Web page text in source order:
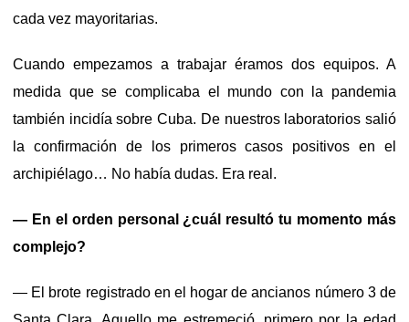
cada vez mayoritarias.
Cuando empezamos a trabajar éramos dos equipos. A
medida que se complicaba el mundo con la pandemia
también incidía sobre Cuba. De nuestros laboratorios salió
la confirmación de los primeros casos positivos en el
archipiélago… No había dudas. Era real.
— En el orden personal ¿cuál resultó tu momento más
complejo?
— El brote registrado en el hogar de ancianos número 3 de